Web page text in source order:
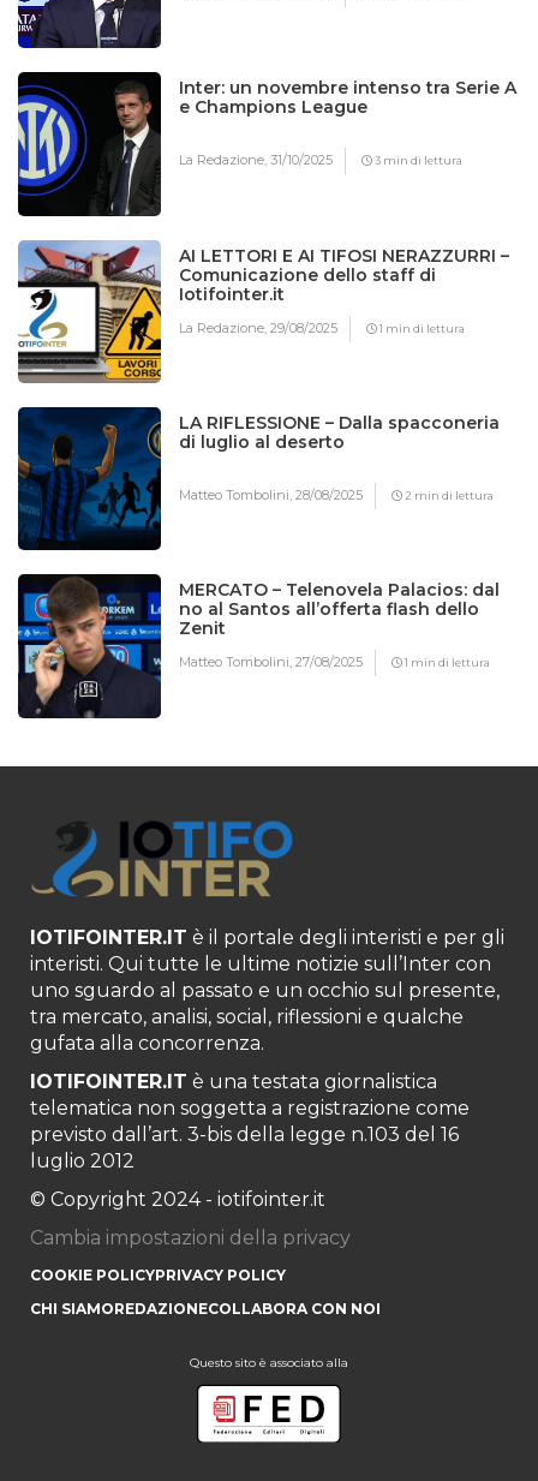
Inter: un novembre intenso tra Serie A
e Champions League
La Redazione,31/10/2025 3 min di lettura
AI LETTORI E AI TIFOSI NERAZZURRI –
Comunicazione dello staff di
Iotifointer.it
La Redazione,29/08/2025 1 min di lettura
LA RIFLESSIONE – Dalla spacconeria
di luglio al deserto
Matteo Tombolini,28/08/2025 2 min di lettura
MERCATO – Telenovela Palacios: dal
no al Santos all’offerta flash dello
Zenit
Matteo Tombolini,27/08/2025 1 min di lettura
IOTIFOINTER.IT è il portale degli interisti e per gli
interisti. Qui tutte le ultime notizie sull’Inter con
uno sguardo al passato e un occhio sul presente,
tra mercato, analisi, social, riflessioni e qualche
gufata alla concorrenza.
IOTIFOINTER.IT è una testata giornalistica
telematica non soggetta a registrazione come
previsto dall’art. 3-bis della legge n.103 del 16
luglio 2012
© Copyright 2024 - iotifointer.it
Cambia impostazioni della privacy
COOKIE POLICYPRIVACY POLICY
CHI SIAMOREDAZIONECOLLABORA CON NOI
Questo sito è associato alla